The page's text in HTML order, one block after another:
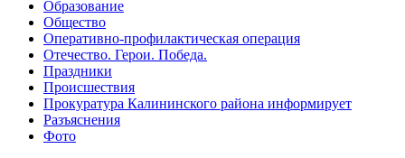
Образование
Общество
Оперативно-профилактическая операция
Отечество. Герои. Победа.
Праздники
Происшествия
Прокуратура Калининского района информирует
Разъяснения
Фото